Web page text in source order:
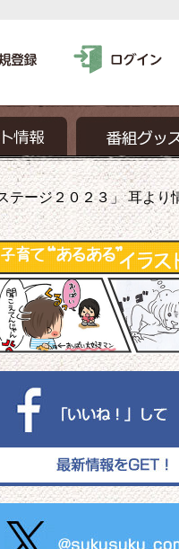
テージ２０２３」 耳より